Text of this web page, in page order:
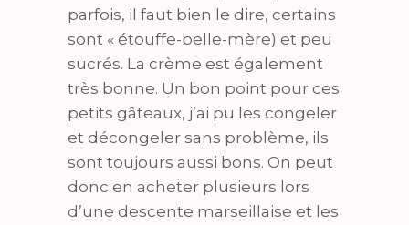
parfois, il faut bien le dire, certains
sont « étouffe-belle-mère) et peu
sucrés. La crème est également
très bonne. Un bon point pour ces
petits gâteaux, j’ai pu les congeler
et décongeler sans problème, ils
sont toujours aussi bons. On peut
donc en acheter plusieurs lors
d’une descente marseillaise et les